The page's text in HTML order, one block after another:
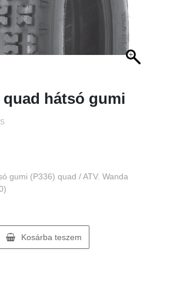
quad hátsó gumi
gumi (P336) quad / ATV. Wanda
Kosárba teszem